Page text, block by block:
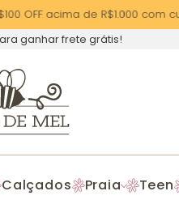
OFF acima de R$1.000 com
ganhar frete grátis!
Calçados Praia Teen